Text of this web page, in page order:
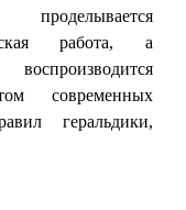
работа, а
современных
геральдики,